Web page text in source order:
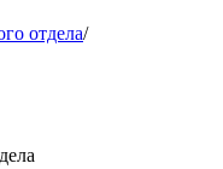
отдела/